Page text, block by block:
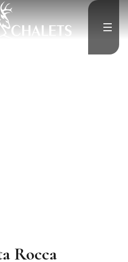
Rocca